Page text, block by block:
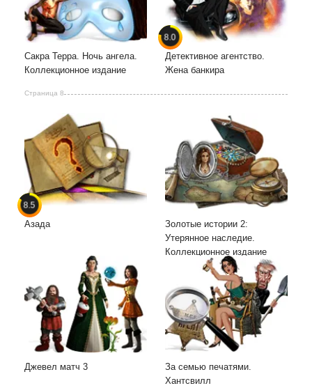
Сакра Терра. Ночь ангела.
Коллекционное издание
8.0
Детективное агентство.
Жена банкира
Страница 8
8.5
Азада
Золотые истории 2:
Утерянное наследие.
Коллекционное издание
Джевел матч 3
За семью печатями.
Хантсвилл